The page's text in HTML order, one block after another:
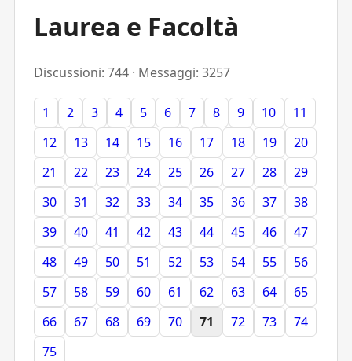
Laurea e Facoltà
Discussioni: 744 · Messaggi: 3257
1 2 3 4 5 6 7 8 9 10
11
12
13 14 15 16 17 18 19
20
21
22 23 24 25 26 27 28
29
30
31 32 33 34 35 36 37
38
39
40 41 42 43 44 45 46
47
48
49 50 51 52 53 54 55
56
57
58 59 60 61 62 63 64
65
66
67 68 69 70 71 72 73
74
75